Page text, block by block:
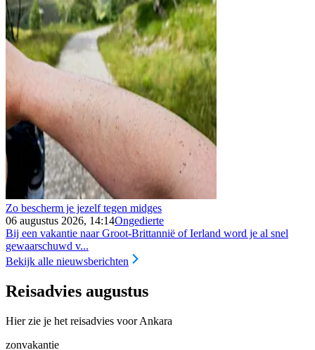
Zo bescherm je jezelf tegen midges
06 augustus 2026, 14:14Ongedierte
Bij een vakantie naar Groot-Brittannië of Ierland word je al snel
gewaarschuwd v...
Bekijk alle nieuwsberichten
Reisadvies augustus
Hier zie je het reisadvies voor Ankara
zonvakantie